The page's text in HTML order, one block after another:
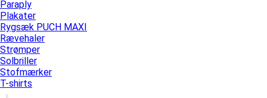
Paraply
Plakater
Rygsæk PUCH MAXI
Rævehaler
Strømper
Solbriller
Stofmærker
T-shirts